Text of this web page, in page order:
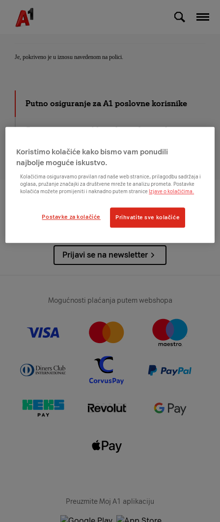
Skip to Main Content
Da li je policom pokriveno i spašavanje
helikopterom?
Je, pokriveno je u iznosu navedenom na polici.
Putno osiguranje za A1 poslovne korisnike
Staro za novo za A1 poslovne korisnike
Usluge za tvrtke
Prijavi se na newsletter
Mogućnosti plaćanja putem webshopa
Preuzmite Moj A1 aplikaciju
Koristimo kolačiće kako bismo vam ponudili
najbolje moguće iskustvo.
Kolačićima osiguravamo pravilan rad naše web stranice, prilagodbu sadržaja i
oglasa, pružanje značajki za društvene mreže te analizu prometa. Postavke
kolačića možete promijeniti i naknadno putem stranice Izjave o kolačićima.
Postavke za kolačiće Prihvatite sve kolačiće